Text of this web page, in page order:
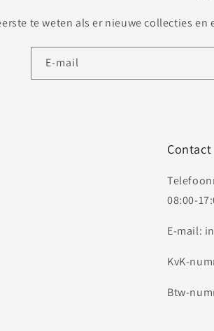
te weten als er nieuwe collecties
E‑mail
Contact
08:00-
E-mail:
KvK-
Btw-